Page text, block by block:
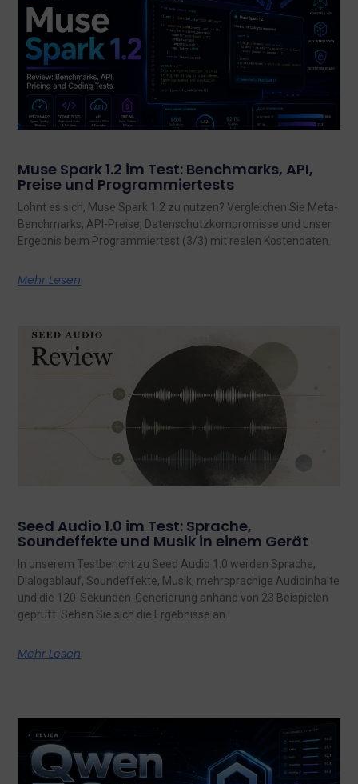
Muse Spark 1.2 im Test: Benchmarks, API,
Preise und Programmiertests
Lohnt es sich, Muse Spark 1.2 zu nutzen? Vergleichen Sie Meta-
Benchmarks, API-Preise, Datenschutzkompromisse und unser
Ergebnis beim Programmiertest (3/3) mit realen Kostendaten.
Mehr Lesen
Seed Audio 1.0 im Test: Sprache,
Soundeffekte und Musik in einem Gerät
In unserem Testbericht zu Seed Audio 1.0 werden Sprache,
Dialogablauf, Soundeffekte, Musik, mehrsprachige Audioinhalte
und die 120-Sekunden-Generierung anhand von 23 Beispielen
geprüft. Sehen Sie sich die Ergebnisse an.
Mehr Lesen